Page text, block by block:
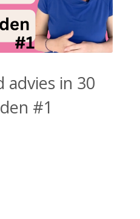
advies in 30
#1